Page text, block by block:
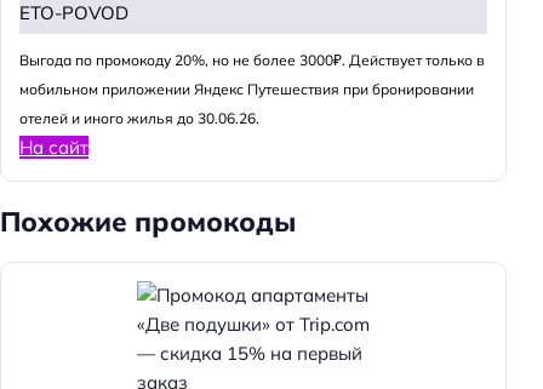
ETO-POVOD
Выгода по промокоду 20%, но не более 3000₽. Действует только в
мобильном приложении Яндекс Путешествия при бронировании
отелей и иного жилья до 30.06.26.
На сайт
Похожие промокоды